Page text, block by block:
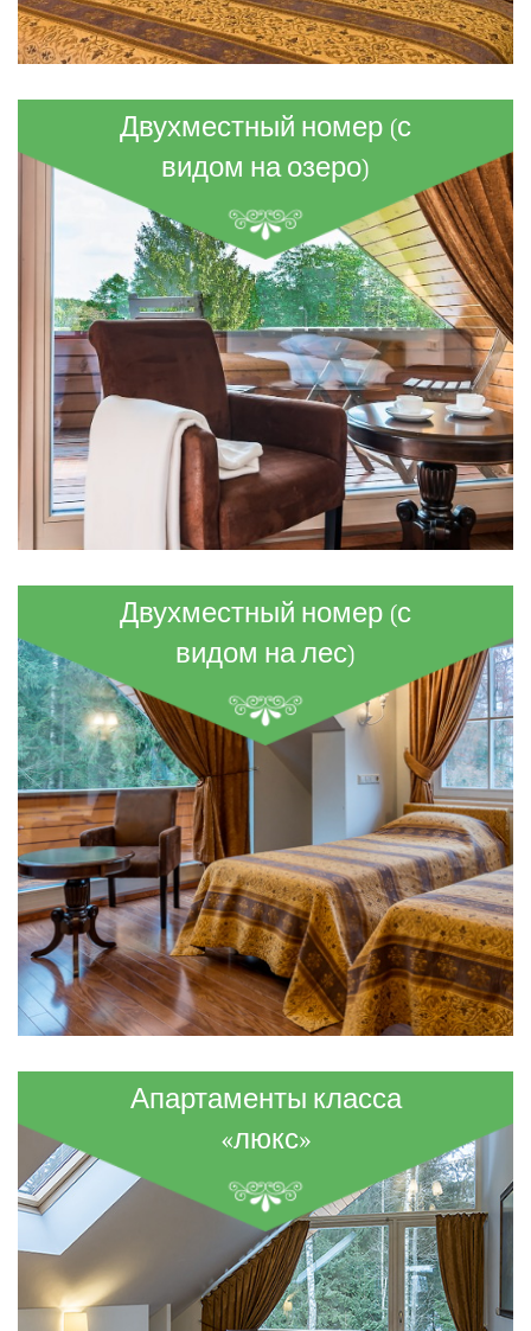
Двухместный номер (с
видом на озеро)
Двухместный номер (с
видом на лес)
Апартаменты класса
«люкс»